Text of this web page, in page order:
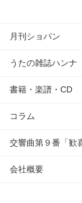
月刊ショパン
うたの雑誌ハンナ
書籍・楽譜・CD
コラム
交響曲第９番「歓
会社概要